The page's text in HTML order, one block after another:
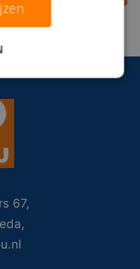
67,